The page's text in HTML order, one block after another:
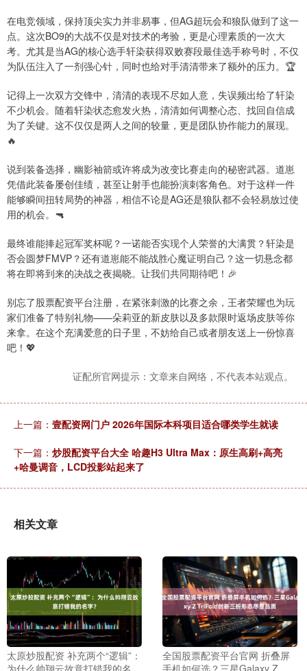
在电竞领域，保持顶尖实力并非易事，但AG超玩会和狼队做到了这一
点。这次BO9的大战不仅是对技术的考验，更是心理素质的一次大
考。尤其是当AG的核心选手轩染获得双败赛段最佳选手称号时，不仅
为队伍注入了一剂强心针，同时也给对手清清带来了额外的压力。🏆
记得上一次双方交锋中，清清的表现不尽如人意，失误频出给了轩染
不少机会。随着轩染状态愈发火热，清清如何调整心态、找回自信成
为了关键。这不仅仅是两人之间的较量，更是团队协作能力的展现。
🔥
说到装备选择，幽影袖箭或许将成为改变比赛走向的秘密武器。道崽
凭借此装备屡创佳绩，甚至让射手也能扮演刺客角色。对于这样一件
能够瞬间扭转局势的神器，相信不论是AG还是狼队都不会轻易放过使
用的机会。🔫
最终谁能捧起冠军奖杯呢？一诺能否实现个人荣誉的大满贯？轩染是
否会圆梦FMVP？还有道崽能不能战胜心魔证明自己？这一切悬念都
将在即将到来的决战之夜揭晓。让我们共同期待吧！🎉
别忘了股票配资平台注册，在紧张刺激的比赛之余，王者荣耀也为玩
家们准备了特别礼物——朵莉亚的新皮肤以及多款限时返场皮肤等你
来拿。在这个充满爱意的日子里，不妨给自己或者朋友送上一份惊喜
吧！💖
证配所官网提示：文章来自网络，不代表本站观点。
上一篇： 壹配资网门户 2026年国际本科项目适合哪类学生就读
下一篇： 炒股配资平台大全 哈趣H3 Ultra Max：原生高刷+高亮
+哈曼调音，LCD投影站起来了
相关文章
太原炒股配资 补充两个“逻辑”：
为什么帅翔云故意打错我的名
全国股票配资平台官网 折叠屏
手机如何选？三星Galaxy Z